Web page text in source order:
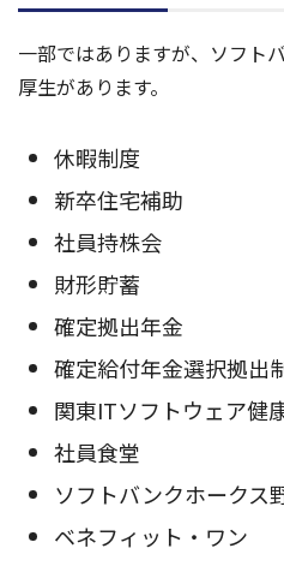
一部ではありますが、ソフト
厚生があります。
休暇制度
新卒住宅補助
社員持株会
財形貯蓄
確定拠出年金
確定給付年金選択拠出
関東ITソフトウェア健
社員食堂
ソフトバンクホークス
ベネフィット・ワン